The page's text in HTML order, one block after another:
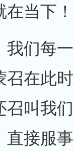
当下！
我们每
召在此
叫我
接服事